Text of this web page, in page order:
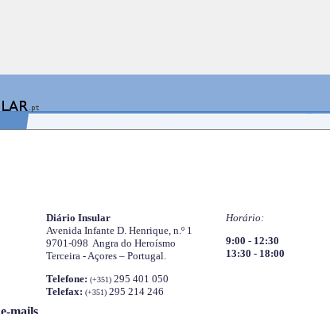
Diário Insular
Avenida Infante D. Henrique, n.º 1
9701-098 Angra do Heroísmo
Terceira - Açores – Portugal.
Telefone: (+351)295 401 050
Telefax: (+351)295 214 246
Horário:
9:00 - 12:30
13:30 - 18:00
e-mails